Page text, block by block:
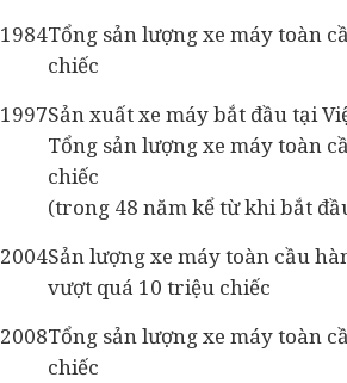
1984Tổng sản lượng xe máy toàn
chiếc
1997Sản xuất xe máy bắt đầu tại
Tổng sản lượng xe máy toàn
chiếc
(trong 48 năm kể từ khi bắt
2004Sản lượng xe máy toàn cầu
vượt quá 10 triệu chiếc
2008Tổng sản lượng xe máy toàn
chiếc